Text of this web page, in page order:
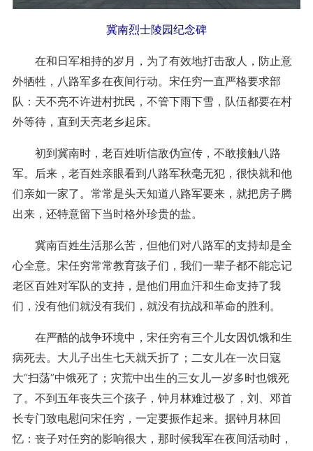
冀南烈士陵园纪念碑
在和日军相持的岁月，为了有效地打击敌人，防止意
外牺牲，八路军多在夜间行动。宋任穷一直严格要求部
队：天不亮不许进村扰民，不管下雨下雪，队伍都要在村
外等待，直到天亮老乡起床。
初到冀南时，老百姓听信敌伪宣传，不敢接触八路
军。后来，老百姓亲眼看到八路军秋毫无犯，很快就和他
们亲如一家了。常常是头天知道八路军要来，就把房子腾
出来，还特意留下当时格外珍贵的盐。
冀南百姓生活那么苦，但他们对八路军的支持却是全
心全意。宋任穷常常教育孩子们，我们一辈子都不能忘记
老区百姓对军队的支持，是他们用血汗和生命支持了我
们，没有他们就没有我们，就没有抗战和革命的胜利。
在严酷的战争环境中，宋任穷有三个儿女因饥饿和生
病死去。大儿子出生七天就夭折了；二女儿在一次日寇
大“扫荡”中饿死了；灾荒中出生的三女儿一岁多时也饿死
了。不到五年丧失三个孩子，钟月林难过极了，刘、邓首
长专门致电慰问宋任穷，一定要振作起来。据钟月林回
忆：丧子对任穷的影响很大，那时候我军在夜间活动时，